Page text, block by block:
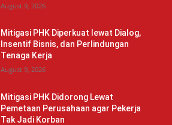
August 9, 2026
Mitigasi PHK Diperkuat lewat Dialog,
Insentif Bisnis, dan Perlindungan
Tenaga Kerja
August 9, 2026
Mitigasi PHK Didorong Lewat
Pemetaan Perusahaan agar Pekerja
Tak Jadi Korban